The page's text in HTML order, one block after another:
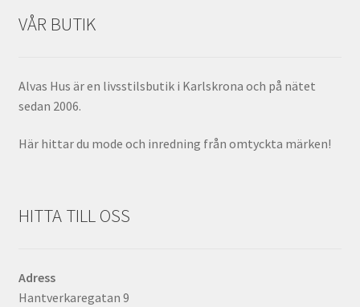
VÅR BUTIK
Alvas Hus är en livsstilsbutik i Karlskrona och på nätet
sedan 2006.
Här hittar du mode och inredning från omtyckta märken!
HITTA TILL OSS
Adress
Hantverkaregatan 9